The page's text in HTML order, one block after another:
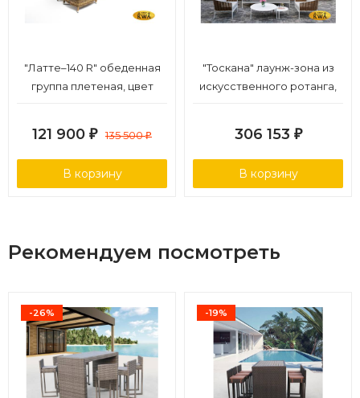
"Латте–140 R" обеденная
группа плетеная, цвет
121 900 ₽ 135 500₽
В корзину
"Тоскана" лаунж-зона из
искусственного ротанга,
306 153 ₽
В корзину
Рекомендуем посмотреть
-26% -19%